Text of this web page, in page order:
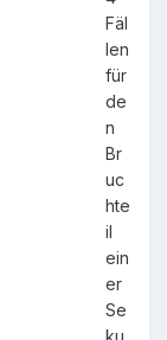
Fäl
len
für
de
n
Br
uc
hte
il
ein
er
Se